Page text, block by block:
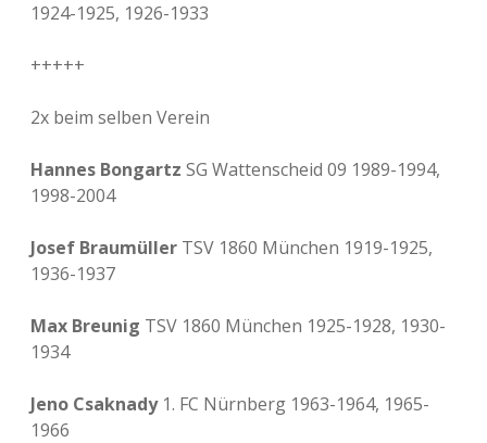
1924-1925, 1926-1933
+++++
2x beim selben Verein
Hannes Bongartz SG Wattenscheid 09 1989-1994,
1998-2004
Josef Braumüller TSV 1860 München 1919-1925,
1936-1937
Max Breunig TSV 1860 München 1925-1928, 1930-
1934
Jeno Csaknady1. FC Nürnberg 1963-1964, 1965-
1966